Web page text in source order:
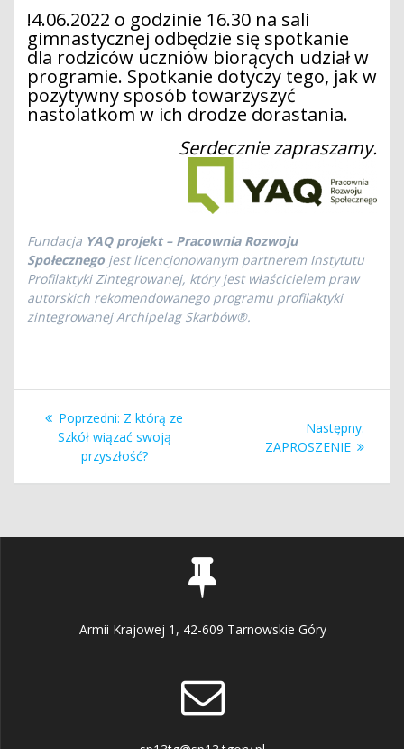
!4.06.2022 o godzinie 16.30 na sali
gimnastycznej odbędzie się spotkanie
dla rodziców uczniów biorących udział w
programie. Spotkanie dotyczy tego, jak w
pozytywny sposób towarzyszyć
nastolatkom w ich drodze dorastania.
Serdecznie zapraszamy.
Fundacja YAQ projekt – Pracownia Rozwoju
Społecznego jest licencjonowanym partnerem Instytutu
Profilaktyki Zintegrowanej, który jest właścicielem praw
autorskich rekomendowanego programu profilaktyki
zintegrowanej Archipelag Skarbów®.
Nawigacja
wpisu
Poprzedni: Poprzedni
wpis:
Z którą ze
Szkół wiązać swoją
przyszłość?
Następny:
wpis:
ZAPROSZENIE
Armii Krajowej 1, 42-609 Tarnowskie Góry